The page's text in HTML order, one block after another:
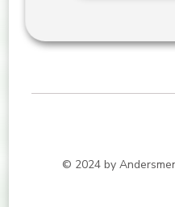
© 2024 by